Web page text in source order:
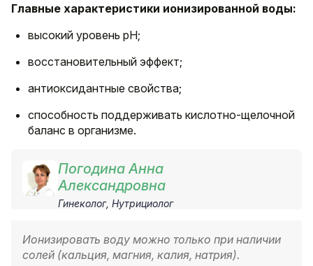
Главные характеристики ионизированной воды:
высокий уровень pH;
восстановительный эффект;
антиоксидантные свойства;
способность поддерживать кислотно-щелочной
баланс в организме.
Погодина Анна
Александровна
Гинеколог, Нутрициолог
Ионизировать воду можно только при наличии
солей (кальция, магния, калия, натрия).